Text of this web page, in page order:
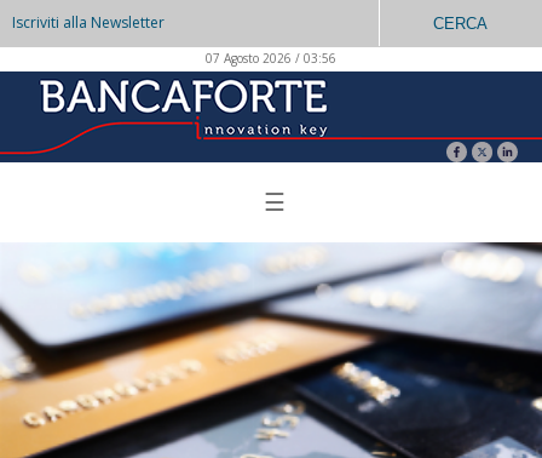
Iscriviti alla Newsletter CERCA
07 Agosto 2026 / 03:56
☰